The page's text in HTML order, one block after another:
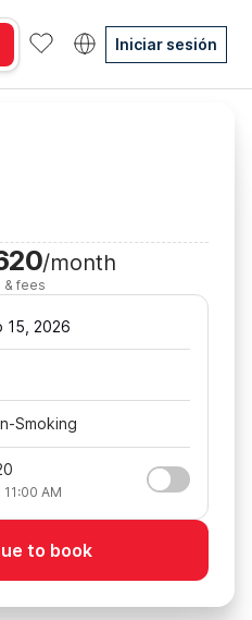
Iniciar sesión
/month
& fees
15, 2026
Smoking
AM
to book